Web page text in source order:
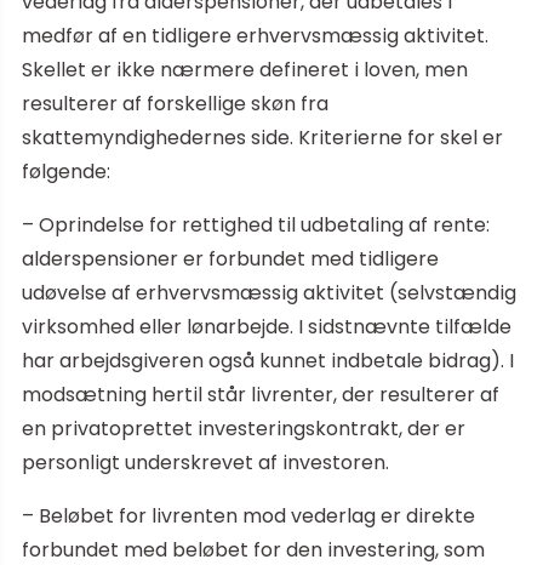
medfør af en tidligere erhvervsmæssig aktivitet.
Skellet er ikke nærmere defineret i loven, men
resulterer af forskellige skøn fra
skattemyndighedernes side. Kriterierne for skel er
følgende:
– Oprindelse for rettighed til udbetaling af rente:
alderspensioner er forbundet med tidligere
udøvelse af erhvervsmæssig aktivitet (selvstændig
virksomhed eller lønarbejde. I sidstnævnte tilfælde
har arbejdsgiveren også kunnet indbetale bidrag). I
modsætning hertil står livrenter, der resulterer af
en privatoprettet investeringskontrakt, der er
personligt underskrevet af investoren.
– Beløbet for livrenten mod vederlag er direkte
forbundet med beløbet for den investering, som